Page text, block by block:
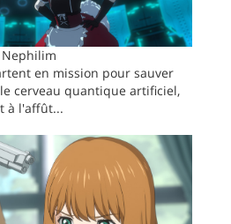
Nephilim
en mission pour sauver
cerveau quantique artificiel,
à l'affût...